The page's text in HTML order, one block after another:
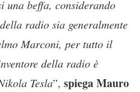
una beffa, considerando
radio sia generalmente
Marconi, per tutto il
della radio è
Tesla”, spiega Mauro